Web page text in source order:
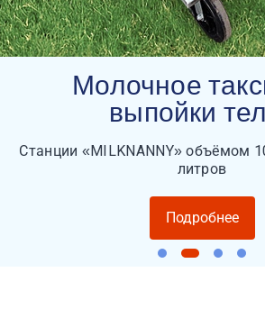
Молочное
выпойки
Станции «MILKNANNY» объёмом
литров
Подробнее